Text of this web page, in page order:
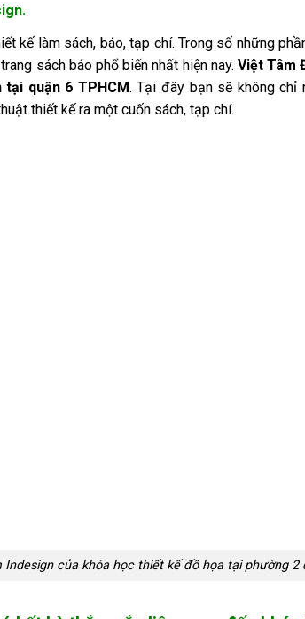
kế làm sách, báo, tạp chí. Trong số những
sách báo phổ biến nhất hiện nay. Việt Tâm
quận 6 TPHCM. Tại đây bạn sẽ không
thiết kế ra một cuốn sách, tạp chí.
Indesign của khóa học thiết kế đồ họa tại phường 2